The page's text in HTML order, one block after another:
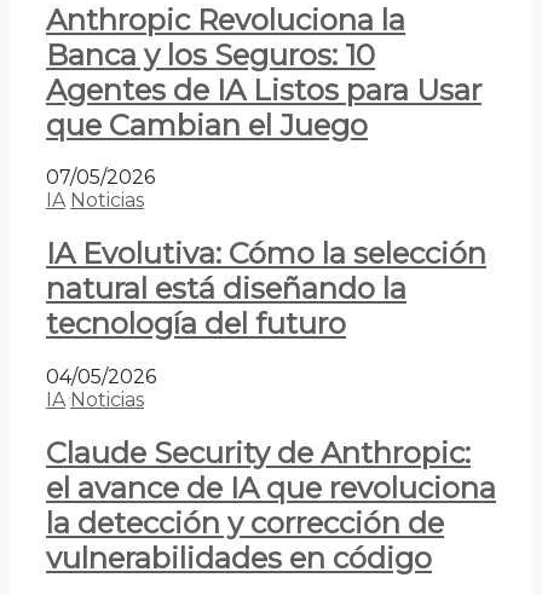
Anthropic Revoluciona la
Banca y los Seguros: 10
Agentes de IA Listos para Usar
que Cambian el Juego
07/05/2026
IA Noticias
IA Evolutiva: Cómo la selección
natural está diseñando la
tecnología del futuro
04/05/2026
IA Noticias
Claude Security de Anthropic:
el avance de IA que revoluciona
la detección y corrección de
vulnerabilidades en código